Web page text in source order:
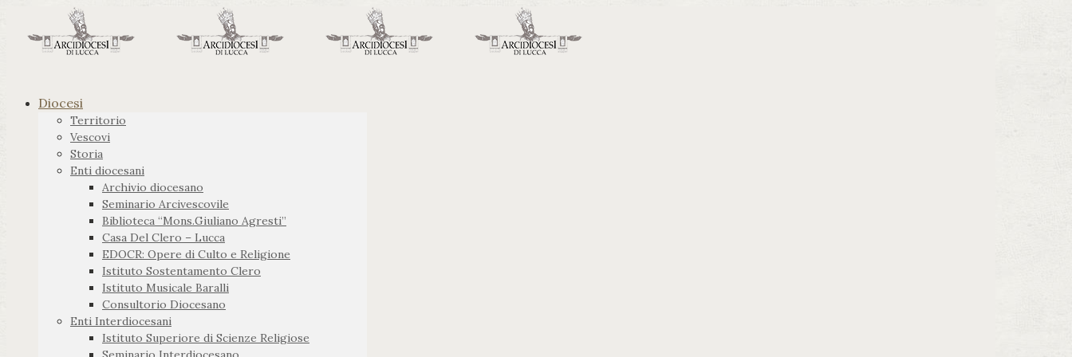
Diocesi
Territorio
Vescovi
Storia
Enti diocesani
Archivio diocesano
Seminario Arcivescovile
Biblioteca “Mons.Giuliano Agresti”
Casa Del Clero – Lucca
EDOCR: Opere di Culto e Religione
Istituto Sostentamento Clero
Istituto Musicale Baralli
Consultorio Diocesano
Enti Interdiocesani
Istituto Superiore di Scienze Religiose